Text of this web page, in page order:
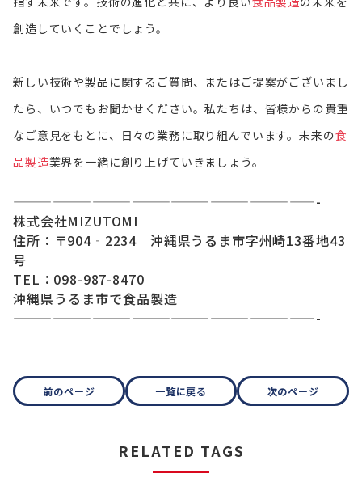
創造していくことでしょう。
新しい技術や製品に関するご質問、またはご提案がございまし
たら、いつでもお聞かせください。私たちは、皆様からの貴重
なご意見をもとに、日々の業務に取り組んでいます。未来の食
品製造業界を一緒に創り上げていきましょう。
———————————————————————-
株式会社MIZUTOMI
住所：〒904‐2234 沖縄県うるま市字州崎13番地43
号
TEL：098-987-8470
沖縄県うるま市で食品製造
———————————————————————-
前のページ 一覧に戻る 次のページ
RELATED TAGS